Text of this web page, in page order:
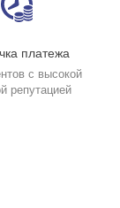
платежа
с высокой
репутацией